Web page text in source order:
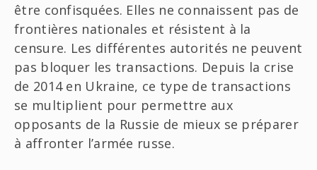
être confisquées. Elles ne connaissent pas de
frontières nationales et résistent à la
censure. Les différentes autorités ne peuvent
pas bloquer les transactions. Depuis la crise
de 2014 en Ukraine, ce type de transactions
se multiplient pour permettre aux
opposants de la Russie de mieux se préparer
à affronter l’armée russe.